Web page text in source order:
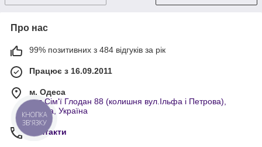
Про нас
99% позитивних з 484 відгуків за рік
Працює з 16.09.2011
м. Одеса
вул.Сім'ї Глодан 88 (колишня вул.Ільфа і Петрова),
Одеса, Україна
Контакти
КНОПКА
ЗВ'ЯЗКУ